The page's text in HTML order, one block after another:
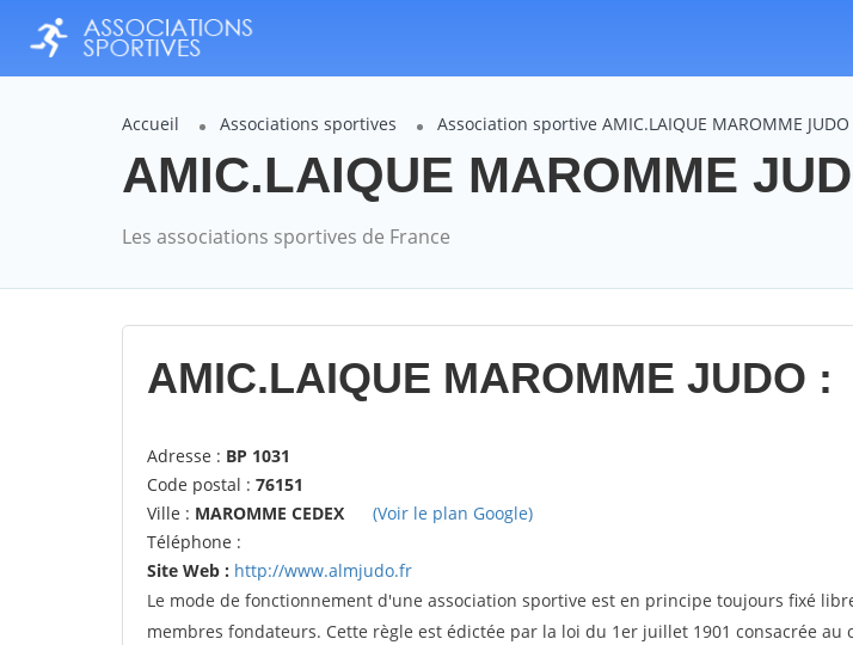
Accueil Associations sportives Association sportive AMIC.LAIQUE MAROMME JUDO
AMIC.LAIQUE MAROMME
Les associations sportives de France
AMIC.LAIQUE MAROMME JUDO :
Adresse : BP 1031
Code postal : 76151
Ville : MAROMME CEDEX
(Voir le plan Google)
Téléphone :
Site Web : http://www.almjudo.fr
Le mode de fonctionnement d'une association sportive est en principe toujours fixé
membres fondateurs. Cette règle est édictée par la loi du 1er juillet 1901 consacrée au